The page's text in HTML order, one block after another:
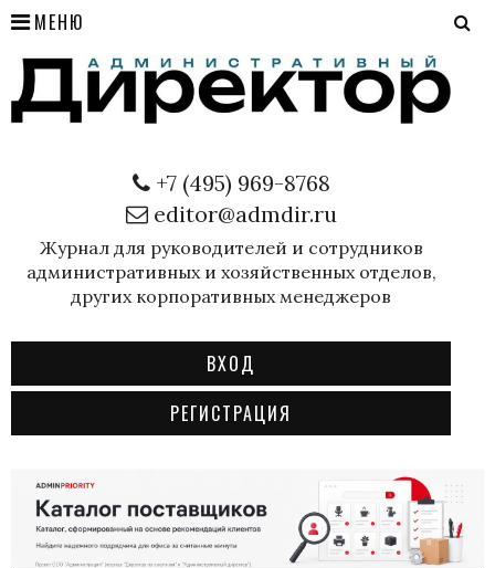
МЕНЮ
+7 (495) 969-8768
editor@admdir.ru
Журнал для руководителей и сотрудников
административных и хозяйственных отделов,
других корпоративных менеджеров
ВХОД
РЕГИСТРАЦИЯ